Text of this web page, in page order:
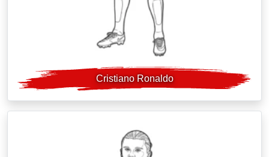
Cristiano Ronaldo